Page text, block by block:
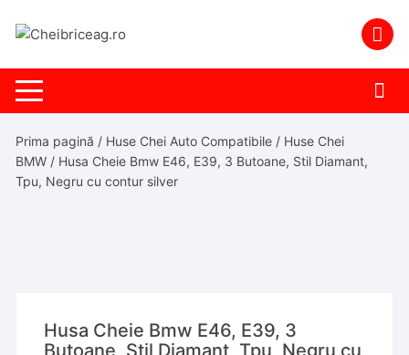
Prima pagină / Huse Chei Auto Compatibile / Huse Chei
BMW / Husa Cheie Bmw E46, E39, 3 Butoane, Stil Diamant,
Tpu, Negru cu contur silver
Husa Cheie Bmw E46, E39, 3
Butoane, Stil Diamant, Tpu, Negru cu